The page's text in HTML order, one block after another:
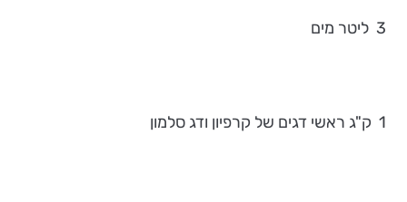
3 ליטר מים
1 ק"ג ראשי דגים של קרפיון ודג סלמון